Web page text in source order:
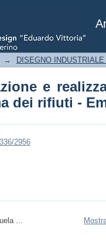
e
→ DISEGNO
e
dei rifiuti -
2956
...